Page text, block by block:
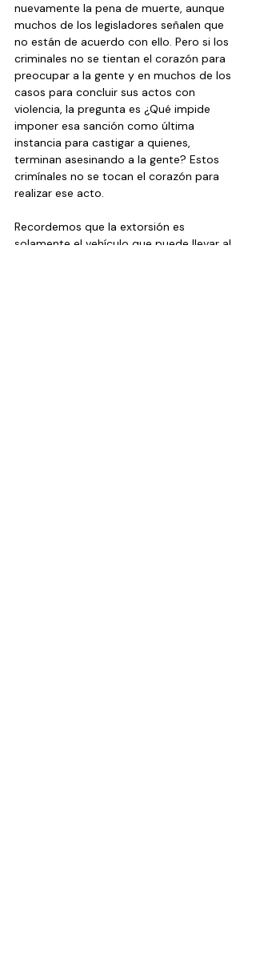
nuevamente la pena de muerte, aunque
muchos de los legisladores señalen que
no están de acuerdo con ello. Pero si los
criminales no se tientan el corazón para
preocupar a la gente y en muchos de los
casos para concluir sus actos con
violencia, la pregunta es ¿Qué impide
imponer esa sanción como última
instancia para castigar a quienes,
terminan asesinando a la gente? Estos
crimínales no se tocan el corazón para
realizar ese acto.
Recordemos que la extorsión es
solamente el vehículo que puede llevar al